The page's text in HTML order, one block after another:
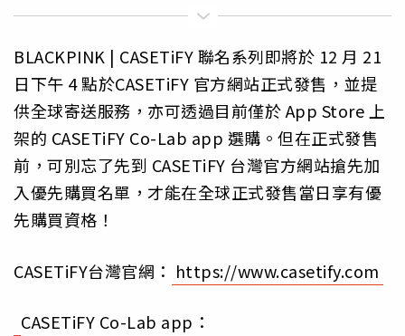
BLACKPINK | CASETiFY 聯名系列即將於 12 月 21
日下午 4 點於CASETiFY 官方網站正式發售，並提
供全球寄送服務，亦可透過目前僅於 App Store 上
架的 CASETiFY Co-Lab app 選購。但在正式發售
前，可別忘了先到 CASETiFY 台灣官方網站搶先加
入優先購買名單， 才能在全球正式發售當日享有優
先購買資格！
CASETiFY台灣官網： https://www.casetify.com
CASETiFY Co-Lab app：